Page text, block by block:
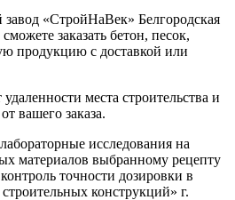
«‎СтройНаВек» Белгородская
заказать бетон, песок,
продукцию с доставкой или
места строительства и
вашего заказа.
исследования на
материалов выбранному рецепту
точности дозировки в
конструкций» г.